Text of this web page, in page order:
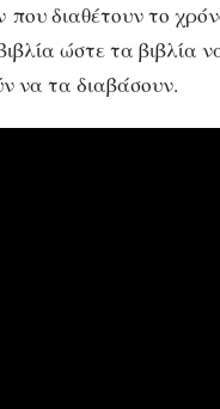
διαθέτουν το
ώστε τα βιβλία
να τα διαβάσουν.